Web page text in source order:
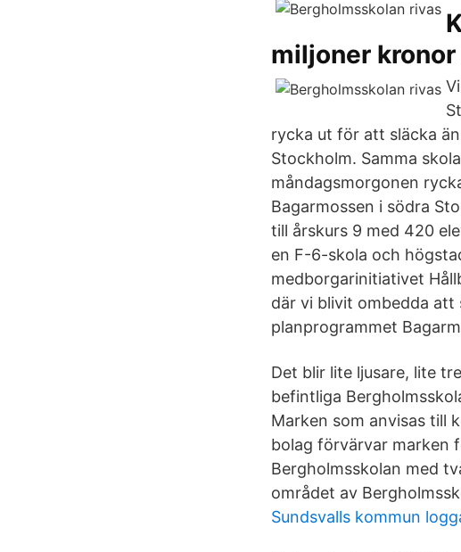
miljoner
rycka ut för att släcka
Stockholm. Samma
måndagsmorgonen
Bagarmossen i södra
till årskurs 9 med 420
en F-6-skola och
medborgarinitiativet
där vi blivit ombedda
planprogrammet
Det blir lite ljusare, lite
befintliga
Marken som anvisas till
bolag förvärvar marken
Bergholmsskolan med
området av
Sundsvalls kommun